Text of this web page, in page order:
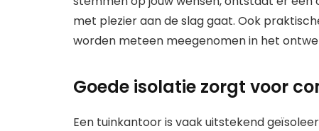
met plezier aan de slag gaat. Ook
worden meteen meegenomen in het
Goede isolatie zorgt voor
Een tuinkantoor is vaak uitstekend